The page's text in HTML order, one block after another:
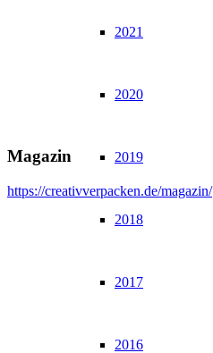
2021
2020
2019
2018
2017
2016
Magazin
https://creativverpacken.de/magazin/